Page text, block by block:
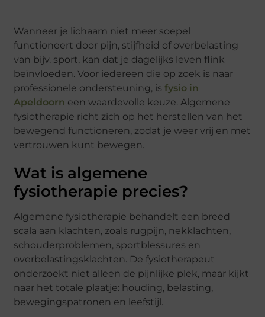
Wanneer je lichaam niet meer soepel
functioneert door pijn, stijfheid of overbelasting
van bijv. sport, kan dat je dagelijks leven flink
beïnvloeden. Voor iedereen die op zoek is naar
professionele ondersteuning, isfysio in
Apeldoorn een waardevolle keuze. Algemene
fysiotherapie richt zich op het herstellen van het
bewegend functioneren, zodat je weer vrij en met
vertrouwen kunt bewegen.
Wat is algemene
fysiotherapie precies?
Algemene fysiotherapie behandelt een breed
scala aan klachten, zoals rugpijn, nekklachten,
schouderproblemen, sportblessures en
overbelastingsklachten. De fysiotherapeut
onderzoekt niet alleen de pijnlijke plek, maar kijkt
naar het totale plaatje: houding, belasting,
bewegingspatronen en leefstijl.